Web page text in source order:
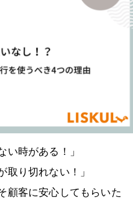
い時がある！」
取り切れない！」
顧客に安心してもらいた